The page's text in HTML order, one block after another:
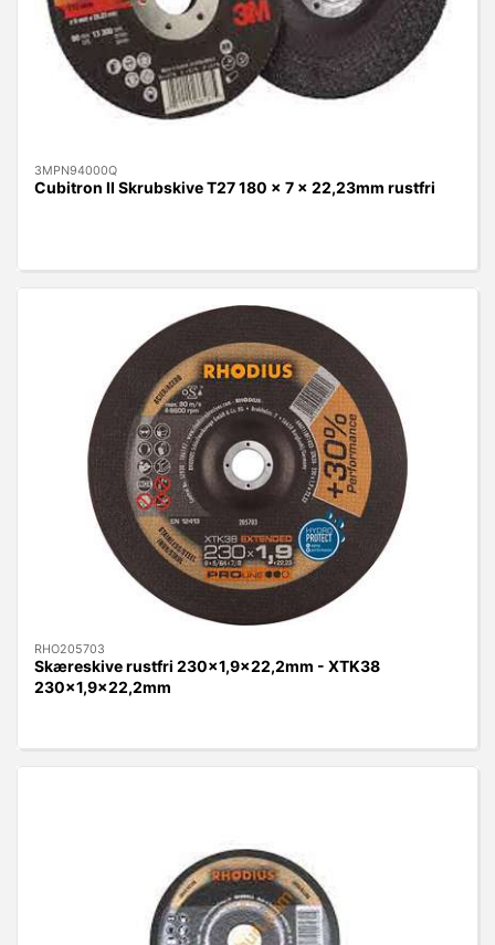
3MPN94000Q
Cubitron II Skrubskive T27 180 x 7 x 22,23mm rustfri
RHO205703
Skæreskive rustfri 230x1,9x22,2mm - XTK38
230x1,9x22,2mm